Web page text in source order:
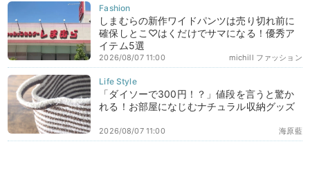
しまむらの新作ワイドパンツは売り切れ前に
確保しとこ♡はくだけでサマになる！優秀ア
イテム5選
michill ファッション
2026/08/07 11:00
「ダイソーで300円！？」値段を言うと驚か
れる！お部屋になじむナチュラル収納グッズ
海原藍
2026/08/07 11:00